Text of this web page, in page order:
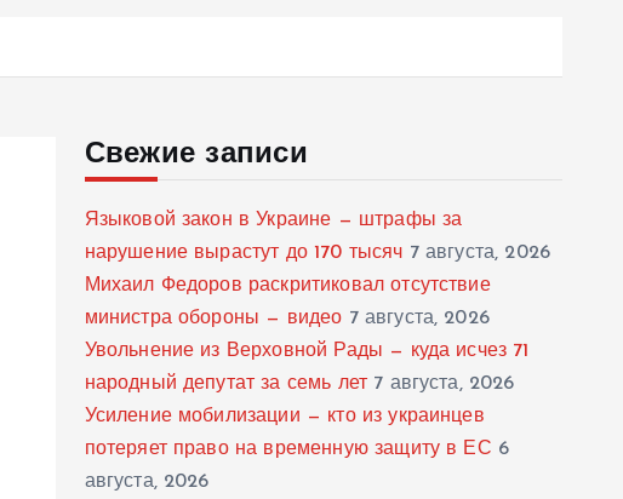
Свежие записи
Языковой закон в Украине — штрафы за
нарушение вырастут до 170 тысяч 7 августа, 2026
Михаил Федоров раскритиковал отсутствие
министра обороны — видео 7 августа, 2026
Увольнение из Верховной Рады — куда исчез 71
народный депутат за семь лет 7 августа, 2026
Усиление мобилизации — кто из украинцев
потеряет право на временную защиту в ЕС 6
августа, 2026